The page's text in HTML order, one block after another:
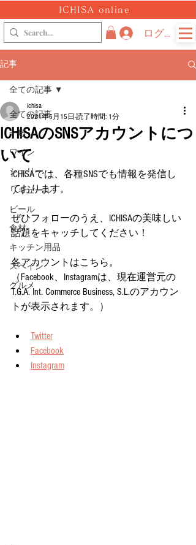
ログイン
ICHISA online
記事
全ての記事
一般
ワイン
シェリー
リキュール
ビール
食材
キッチン用品
スペイン
グルメ
全ての記事
ICHISAのSNSアカウントにつ
いて
ichisa
2021年6月15日 読了時間: 1分
ICHISAでは、各種SNSでも情報を発信し
ております。
ぜひフォローのうえ、ICHISAの美味しい
話題をキャッチしてください！
各アカウントはこちら。
（Facebook、Instagramは、現在運営元の
T.G.A. Int. Commerce Business, S.L.のアカウン
トが表示されます。）
Twitter
Facebook
Instagram